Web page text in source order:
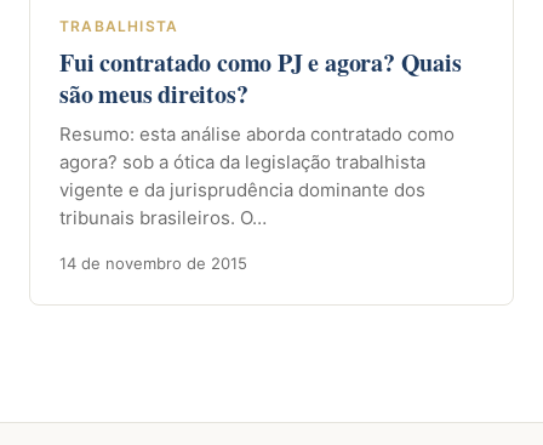
TRABALHISTA
Fui contratado como PJ e agora? Quais
são meus direitos?
Resumo: esta análise aborda contratado como
agora? sob a ótica da legislação trabalhista
vigente e da jurisprudência dominante dos
tribunais brasileiros. O…
14 de novembro de 2015